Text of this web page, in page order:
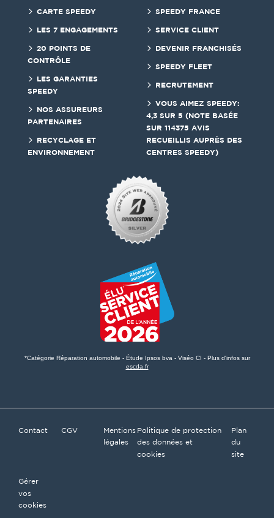
CARTE SPEEDY
LES 7 ENGAGEMENTS
20 POINTS DE
CONTRÔLE
LES GARANTIES
SPEEDY
NOS ASSUREURS
PARTENAIRES
RECYCLAGE ET
ENVIRONNEMENT
SPEEDY FRANCE
SERVICE CLIENT
DEVENIR FRANCHISÉS
SPEEDY FLEET
RECRUTEMENT
VOUS AIMEZ SPEEDY:
4,3 SUR 5 (NOTE BASÉE
SUR 114375 AVIS
RECUEILLIS AUPRÈS DES
CENTRES SPEEDY)
*Catégorie Réparation automobile - Étude Ipsos bva - Viséo CI - Plus d'infos sur
escda.fr
Contact CGV
Mentions
légales
Politique de protection
des données et
cookies
Plan
du
site
Gérer
vos
cookies